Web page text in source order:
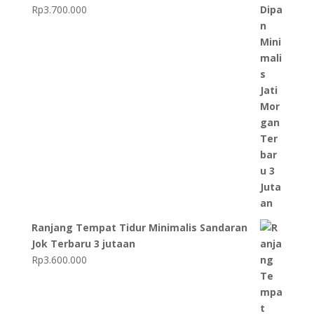
Rp3.700.000
Ranjang Tempat Tidur Minimalis Sandaran
Jok Terbaru 3 jutaan
Rp3.600.000